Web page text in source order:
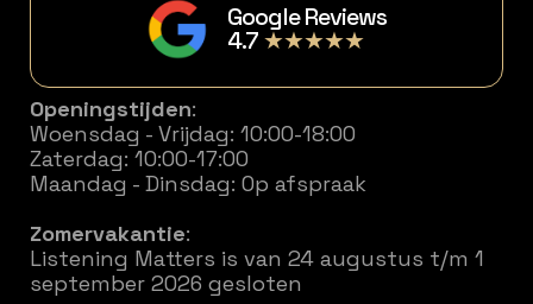
Google Reviews
4.7★★★★★
Openingstijden:
Woensdag - Vrijdag: 10:00-18:00
Zaterdag: 10:00-17:00
Maandag - Dinsdag: Op afspraak
Zomervakantie:
Listening Matters is van 24 augustus t/m 1
september 2026 gesloten